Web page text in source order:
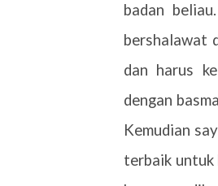
badan
bershalawat
dan harus
dengan
Kemudian
terbaik untuk